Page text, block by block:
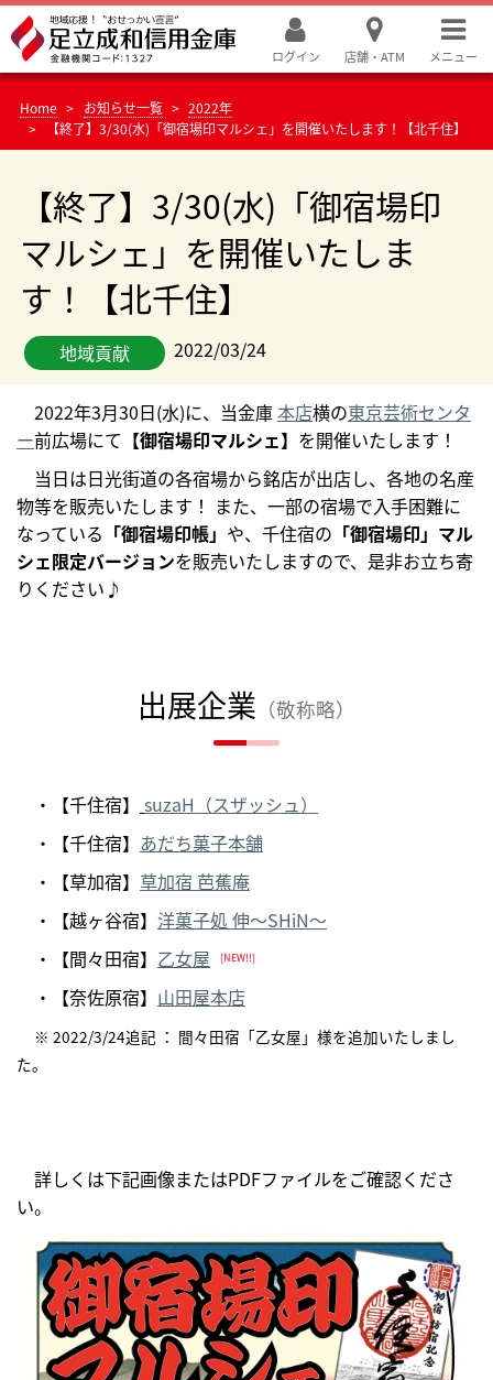
ログイン 店舗・ATM メニュー
Home お知らせ一覧
2022年
【終了】3/30(水)「御宿場印マルシェ」を開催いたします！【北千住】
【終了】3/30(水)「御宿場印
マルシェ」を開催いたしま
す！【北千住】
地域貢献 2022/03/24
2022年3月30日(水)に、当金庫本店横の東京芸術センタ
ー前広場にて 【御宿場印マルシェ】 を開催いたします！
当日は日光街道の各宿場から銘店が出店し、各地の名産
物等を販売いたします！ また、一部の宿場で入手困難に
なっている 「御宿場印帳」 や、千住宿の 「御宿場印」 マル
シェ限定バージョンを販売いたしますので、是非お立ち寄
りください♪
出展企業 （敬称略）
・【千住宿】 suzaH（スザッシュ）
・【千住宿】 あだち菓子本舗
・【草加宿】 草加宿 芭蕉庵
・【越ヶ谷宿】 洋菓子処 伸～SHiN～
・【間々田宿】 乙女屋 [NEW!!]
・【奈佐原宿】 山田屋本店
※ 2022/3/24追記 ： 間々田宿「乙女屋」様を追加いたしまし
た。
詳しくは下記画像またはPDFファイルをご確認くださ
い。